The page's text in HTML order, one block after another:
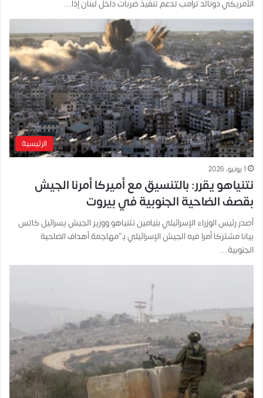
الأمريكي دونالد ترامب تدعم تنفيذ ضربات داخل لبنان إذا…
الرئيسية
1 يونيو، 2026
نتنياهو يقرر: بالتنسيق مع أميركا أمرنا الجيش
بقصف الضاحية الجنوبية في بيروت
أصدر رئيس الوزراء الإسرائيلي بنيامين نتنياهو ووزير الجيش يسرائيل كاتس
بيانا مشتركا أمرا فيه الجيش الإسرائيلي بـ”مهاجمة أهداف الضاحية
الجنوبية…